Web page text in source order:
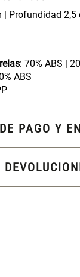
| Profundidad 2,5
: 70% ABS |
ABS
PAGO Y